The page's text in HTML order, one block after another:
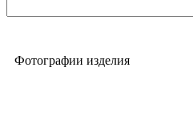
Фотографии изделия